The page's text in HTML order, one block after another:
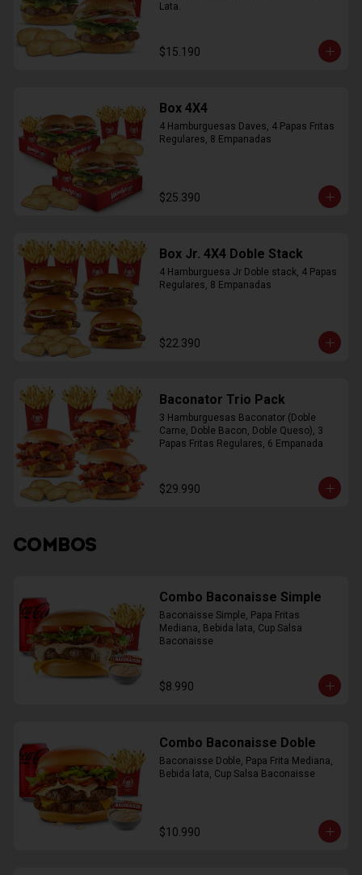
Lata.
$15.190
Box 4X4
4 Hamburguesas Daves, 4 Papas Fritas
Regulares, 8 Empanadas
$25.390
Box Jr. 4X4 Doble Stack
4 Hamburguesa Jr Doble stack, 4 Papas
Regulares, 8 Empanadas
$22.390
Baconator Trio Pack
3 Hamburguesas Baconator (Doble
Carne, Doble Bacon, Doble Queso), 3
Papas Fritas Regulares, 6 Empanada
$29.990
COMBOS
Combo Baconaisse Simple
Baconaisse Simple, Papa Fritas
Mediana, Bebida lata, Cup Salsa
Baconaisse
$8.990
Combo Baconaisse Doble
Baconaisse Doble, Papa Frita Mediana,
Bebida lata, Cup Salsa Baconaisse
$10.990